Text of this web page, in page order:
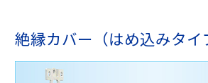
絶縁カバー（はめ込みタイ